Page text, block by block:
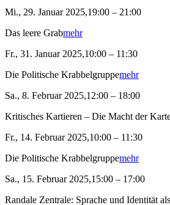
Mi., 29. Januar 2025,19:00 – 21:00
Das leere Grabmehr
Fr., 31. Januar 2025,10:00 – 11:30
Die Politische Krabbelgruppemehr
Sa., 8. Februar 2025,12:00 – 18:00
Kritisches Kartieren – Die Macht der
Fr., 14. Februar 2025,10:00 – 11:30
Die Politische Krabbelgruppemehr
Sa., 15. Februar 2025,15:00 – 17:00
Randale Zentrale: Sprache und Identität